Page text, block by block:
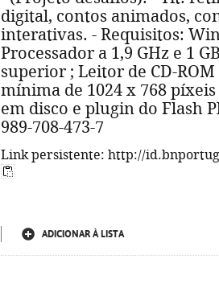
digital, contos animados,
interativas. - Requisitos:
Processador a 1,9 GHz e 1
superior ; Leitor de CD-
mínima de 1024 x 768
em disco e plugin do Flash
989-708-473-7
Link persistente: http://
ADICIONAR À LISTA